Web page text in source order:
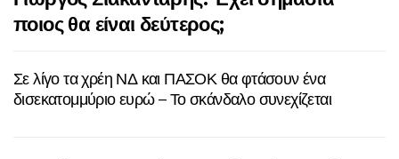
ποιος θα είναι δεύτερος;
Σε λίγο τα χρέη ΝΔ και ΠΑΣΟΚ θα φτάσουν ένα
δισεκατομμύριο ευρώ – Το σκάνδαλο συνεχίζεται